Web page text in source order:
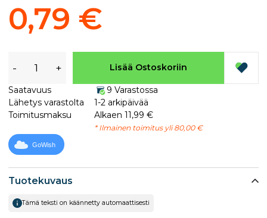
Tuotekuvaus
Tämä teksti on käännetty automaattisesti
0,79 €
- + Lisää Ostoskoriin
Saatavuus
9 Varastossa
Lähetys varastolta
1-2 arkipäivää
Toimitusmaksu
Alkaen 11,99 €
* Ilmainen toimitus yli 80,00 €
GoWish